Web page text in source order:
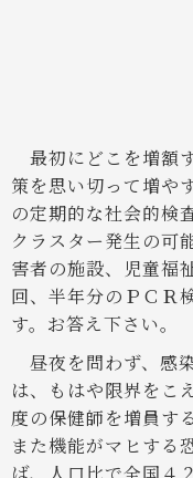
最初にどこを増額
策を思い切って増や
の定期的な社会的検
クラスター発生の可
害者の施設、児童福
回、半年分のＰＣＲ
す。お答え下さい。
昼夜を問わず、感
は、もはや限界をこ
度の保健師を増員す
また機能がマヒする